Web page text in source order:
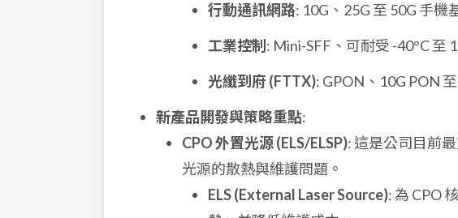
行動通訊網路: 10G、25G 至 50G 手機
工業控制 : Mini-SFF、可耐受 -40°C 至
光纖到府 (FTTX): GPON、10G PON
新產品開發與策略重點:
CPO 外置光源 (ELS/ELSP): 這是公司目前
光源的散熱與維護問題。
ELS (External Laser Source): 為 CPO